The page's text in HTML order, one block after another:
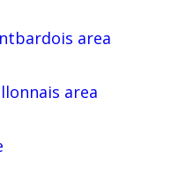
area
area